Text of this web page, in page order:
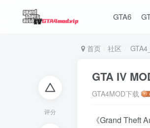
GTA6
评分
首页 社区
GTA IV
GTA4MOD下载
《Grand Theft